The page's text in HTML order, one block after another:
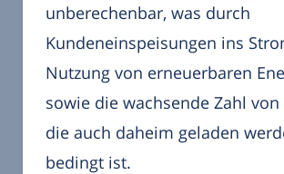
unberechenbar, was durch
Kundeneinspeisungen ins
Nutzung von erneuerbaren
sowie die wachsende Zahl von
die auch daheim geladen
bedingt ist.